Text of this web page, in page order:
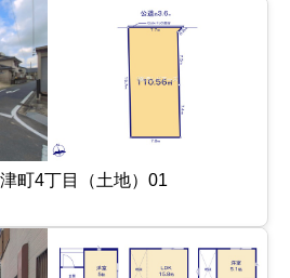
町4丁目（土地）01